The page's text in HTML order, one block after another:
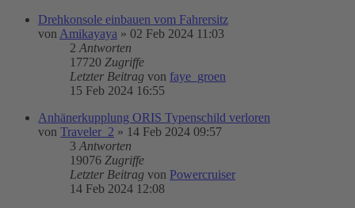
Drehkonsole einbauen vom Fahrersitz
von Amikayaya » 02 Feb 2024 11:03
2 Antworten
17720 Zugriffe
Letzter Beitrag von faye_groen
15 Feb 2024 16:55
Anhänerkupplung ORIS Typenschild verloren
von Traveler_2 » 14 Feb 2024 09:57
3 Antworten
19076 Zugriffe
Letzter Beitrag von Powercruiser
14 Feb 2024 12:08